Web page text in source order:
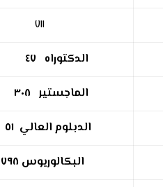
٧١١
الدكتوراه ٤٧
الماجستير
الدبلوم العالي
البكالوريوس